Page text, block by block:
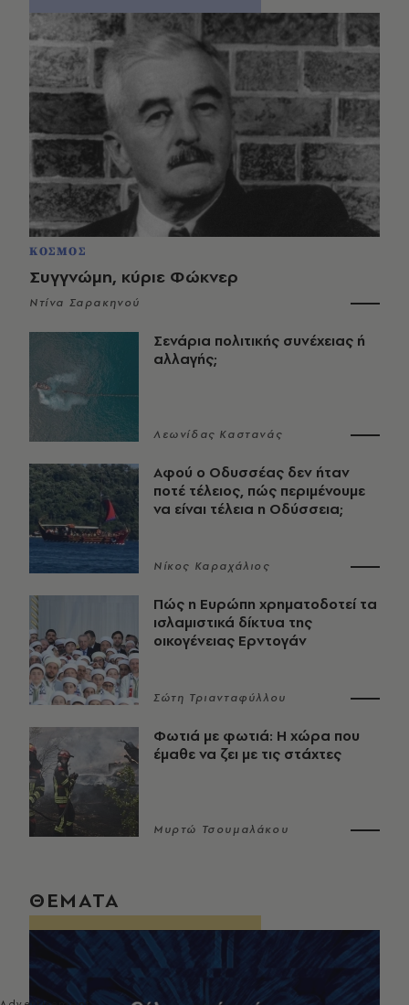
ΚΟΣΜΟΣ
Συγγνώμη, κύριε Φώκνερ
Ντίνα Σαρακηνού
Σενάρια πολιτικής συνέχειας ή
αλλαγής;
Λεωνίδας Καστανάς
Αφού ο Οδυσσέας δεν ήταν
ποτέ τέλειος, πώς περιμένουμε
να είναι τέλεια η Οδύσσεια;
Νίκος Καραχάλιος
Πώς η Ευρώπη χρηματοδοτεί τα
ισλαμιστικά δίκτυα της
οικογένειας Ερντογάν
Σώτη Τριανταφύλλου
Φωτιά με φωτιά: Η χώρα που
έμαθε να ζει με τις στάχτες
Μυρτώ Τσουμαλάκου
ΘΕΜΑΤΑ